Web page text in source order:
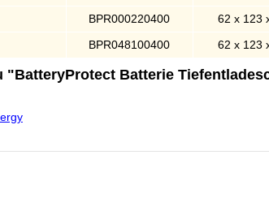
BPR000220400 62 x 123
BPR048100400 62 x 123
"BatteryProtect Batterie